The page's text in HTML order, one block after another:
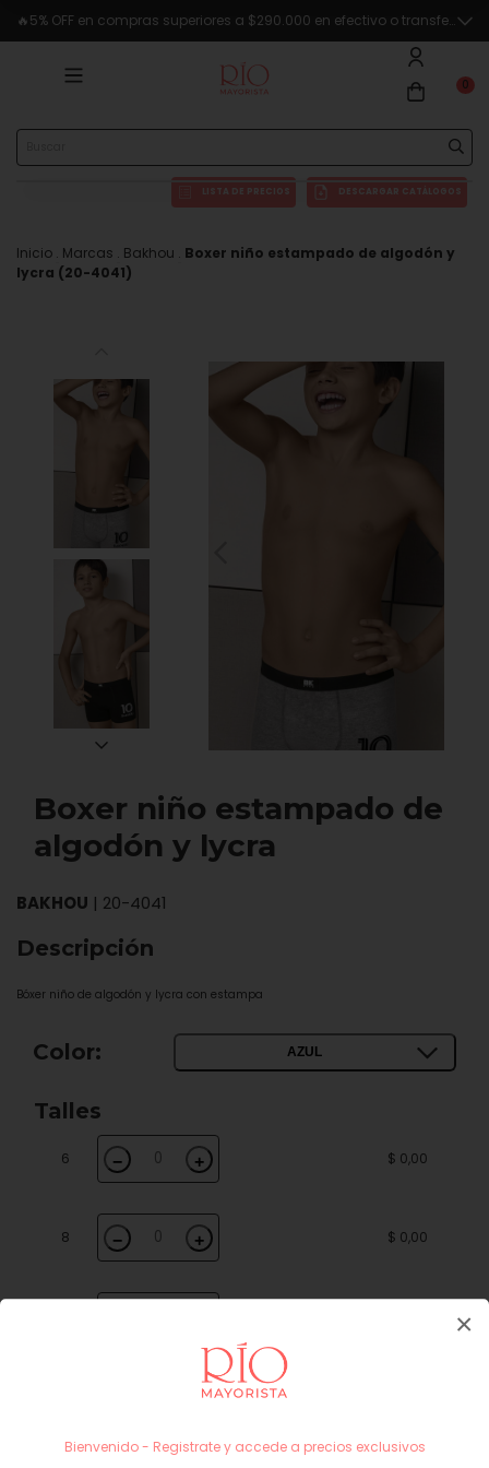
🔥5% OFF en compras superiores a $290.000 en efectivo o transferencia
0
LISTA DE PRECIOS DESCARGAR CATÁLOGOS
Inicio . Marcas . Bakhou . Boxer niño estampado de algodón y
lycra (20-4041)
Boxer niño estampado de
algodón y lycra
BAKHOU | 20-4041
Descripción
Bóxer niño de algodón y lycra con estampa
Color: AZUL
Talles
6 − + $ 0,00
8 − + $ 0,00
+
Subtotal $ 0,00
Bienvenido - Registrate y accede a precios exclusivos
×